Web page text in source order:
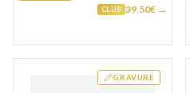
CLUB 39,50€ →
GRAVURE